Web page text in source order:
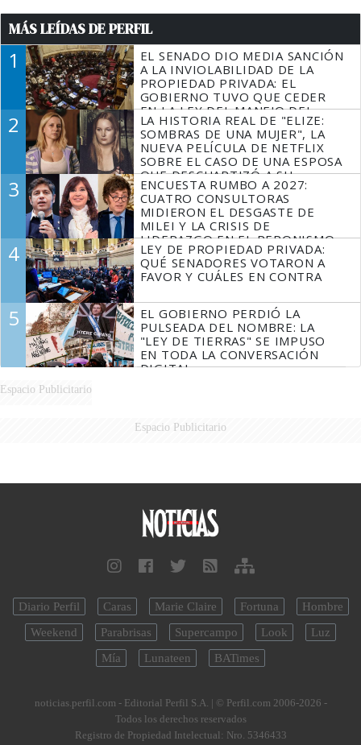
MÁS LEÍDAS DE PERFIL
1
EL SENADO DIO MEDIA SANCIÓN
A LA INVIOLABILIDAD DE LA
PROPIEDAD PRIVADA: EL
GOBIERNO TUVO QUE CEDER
EN LA LEY DEL MANEJO DEL
FUEGO
2
LA HISTORIA REAL DE "ELIZE:
SOMBRAS DE UNA MUJER", LA
NUEVA PELÍCULA DE NETFLIX
SOBRE EL CASO DE UNA ESPOSA
QUE DESCUARTIZÓ A SU
MARIDO
3
ENCUESTA RUMBO A 2027:
CUATRO CONSULTORAS
MIDIERON EL DESGASTE DE
MILEI Y LA CRISIS DE
LIDERAZGO EN EL PERONISMO
4
LEY DE PROPIEDAD PRIVADA:
QUÉ SENADORES VOTARON A
FAVOR Y CUÁLES EN CONTRA
5
EL GOBIERNO PERDIÓ LA
PULSEADA DEL NOMBRE: LA
"LEY DE TIERRAS" SE IMPUSO
EN TODA LA CONVERSACIÓN
DIGITAL
Espacio Publicitario
Espacio Publicitario
Diario Perfil Caras Marie Claire Fortuna
Hombre
Weekend
Parabrisas Supercampo Look
Luz
Mía
Lunateen BATimes
noticias.perfil.com - Editorial Perfil S.A. | © Perfil.com 2006-2026 -
Todos los derechos reservados
Registro de Propiedad Intelectual: Nro. 5346433